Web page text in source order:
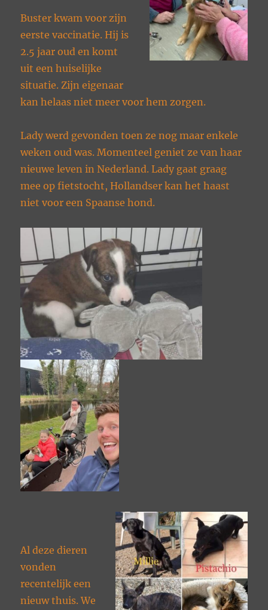
Buster kwam voor zijn
eerste vaccinatie. Hij is
2.5 jaar oud en komt
uit een huiselijke
situatie. Zijn eigenaar
kan helaas niet meer voor hem zorgen.
Lady werd gevonden toen ze nog maar enkele
weken oud was. Momenteel geniet ze van haar
nieuwe leven in Nederland. Lady gaat graag
mee op fietstocht, Hollandser kan het haast
niet voor een Spaanse hond.
Al deze dieren
vonden
recentelijk een
nieuw thuis. We